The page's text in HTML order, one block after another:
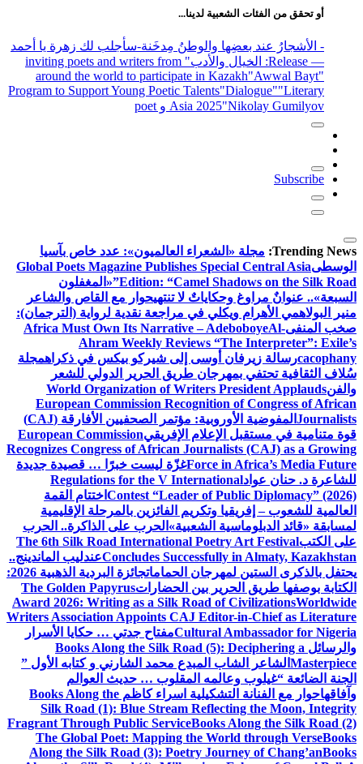
أو تحقق من الفئات الشعبية لدينا...
- الأشجارُ عند بعضِها والوطنُ مِدخَنة-سأجلب لك زهرة يا أحمد
— Release
: الخيال والأدب
" inviting poets and writers from
around the world to participate in Kazakh"Awwal Bayt"
Program to Support Young Poetic Talents"Dialogue""Literary
Asia 2025"Nikolay Gumilyov و poet
Subscribe
Trending News: مجلة «الشعراء العالميون»: عدد خاص بآسيا
الوسطىGlobal Poets Magazine Publishes Special Central Asia
Edition: “Camel Shadows on the Silk Road” «المغفلون
السبعة».. عنوانٌ مراوغ وحكاياتٌ لا تنتهيحوار مع القاص والشاعر
منير البولاهمي الأهرام ويكلي في مراجعة نقدية لرواية (الترجمان):
صخب المنفى
Africa Must Own Its Narrative – AdeboboyeAl-
Ahram Weekly Reviews “The Interpreter”: Exile’s
cacophanyرسالة زيرفان أوسى إلى شيركو بيكس في ذكراهمجلة
سُلاف الثقافية تحتفي بمهرجان طريق الحرير الدولي للشعر
والفنWorld Organization of Writers President Applauds
European Commission Recognition of Congress of African
Journalists
المفوضية الأوروبية: مؤتمر الصحفيين الأفارقة (CAJ)
قوة متنامية في مستقبل الإعلام الإفريقيEuropean Commission
Recognizes Congress of African Journalists (CAJ) as a Growing
Force in Africa’s Media Futureغزّة ليست خبرًا … قصيدة جديدة
للشاعرة د. حنان عوادRegulations for the V International
Contest “Leader of Public Diplomacy” (2026) اختتام القمة
العالمية للشعوب – إفريقيا وتكريم الفائزين بالمرحلة الإقليمية
لمسابقة «قائد الدبلوماسية الشعبية» الحرب على الذاكرة.. الحرب
على الكتبThe 6th Silk Road International Poetry Art Festival
Concludes Successfully in Almaty, Kazakhstanعندليب الماندينج..
يحتفل بالذكرى الستين لمهرجان الحمامات
جائزة البردية الذهبية 2026:
الكتابة بوصفها طريق الحرير بين الحضاراتThe Golden Papyrus
Award 2026: Writing as a Silk Road of CivilizationsWorldwide
Writers Association Appoints CAJ Editor-in-Chief as Literature
Cultural Ambassador for Nigeriaمفتاح جدتي … حكايا الأسرار
والرسائل Books Along the Silk Road (5): Deciphering a
Masterpiece الشاعر الشاب المبدع محمد الشارني و كتابه الأول ”
الجنة الضائعة “غيلوب وعالمه المقلوب … حديث العوالم
وآفاقهاحوار مع الفنانة التشكيلية اسراء كاظم Books Along the
Silk Road (1): Blue Stream Reflecting the Moon, Integrity
Fragrant Through Public ServiceBooks Along the Silk Road (2)
The Global Poet: Mapping the World through VerseBooks
Along the Silk Road (3): Poetry Journey of Chang’anBooks